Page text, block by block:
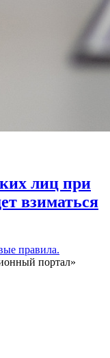
лиц при
взиматься
правила.
портал»